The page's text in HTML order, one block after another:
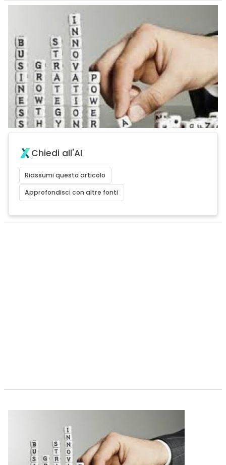
Chiedi all'AI
Riassumi questo articolo
Approfondisci con altre fonti